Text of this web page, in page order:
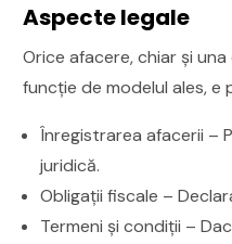
Aspecte legale
Orice afacere, chiar și
funcție de modelul ales, e
Înregistrarea afacerii –
juridică.
Obligații fiscale –
Termeni și condiții –